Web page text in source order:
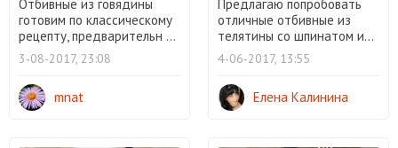
Отбивные из говядины
готовим по классическому
рецепту, предварительн ...
3-08-2017, 23:08
mnat
Предлагаю попробовать
отличные отбивные из
телятины со шпинатом и...
4-06-2017, 13:55
Елена Калинина